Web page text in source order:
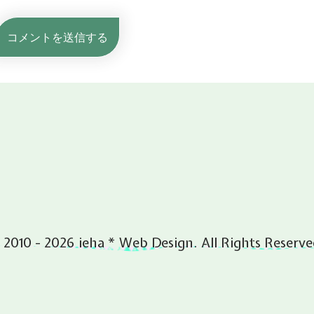
- 2026 ieha * Web Design. All Rights